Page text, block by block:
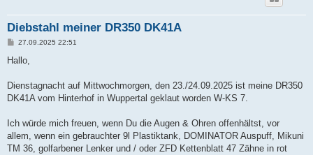
Diebstahl meiner DR350 DK41A
B
i
a
27.09.2025 22:51
Hallo,
Dienstagnacht auf Mittwochmorgen, den 23./24.09.2025 ist meine DR350
DK41A vom Hinterhof in Wuppertal geklaut worden W-KS 7.
Ich würde mich freuen, wenn Du die Augen & Ohren offenhältst, vor
allem, wenn ein gebrauchter 9l Plastiktank, DOMINATOR Auspuff, Mikuni
TM 36, golfarbener Lenker und / oder ZFD Kettenblatt 47 Zähne in rot